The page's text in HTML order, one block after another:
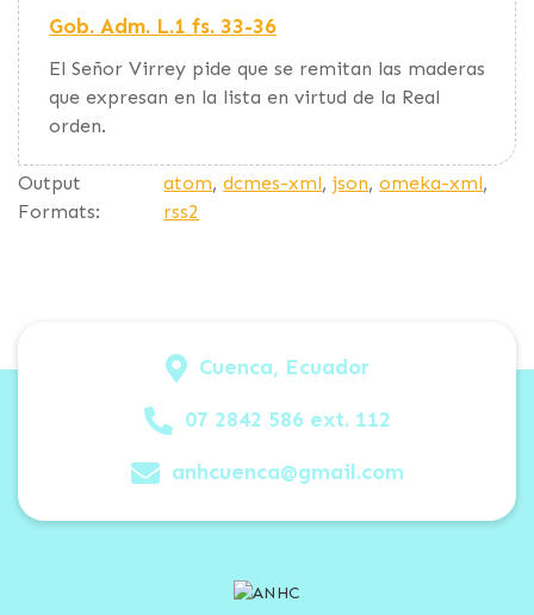
Gob. Adm. L.1 fs. 33-36
El Señor Virrey pide que se remitan las maderas
que expresan en la lista en virtud de la Real
orden.
Output
Formats:
atom,dcmes-xml,json,omeka-xml,
rss2
Cuenca, Ecuador
07 2842 586 ext. 112
anhcuenca@gmail.com